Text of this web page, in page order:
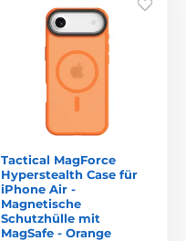
Tactical MagForce
Hyperstealth Case für
iPhone Air -
Magnetische
Schutzhülle mit
MagSafe - Orange